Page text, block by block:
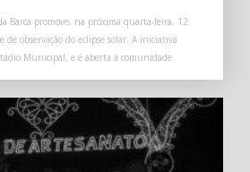
Barca promove, na próxima quarta-feira, 12
de observação do eclipse solar. A iniciativa
Municipal, e é aberta à comunidade.